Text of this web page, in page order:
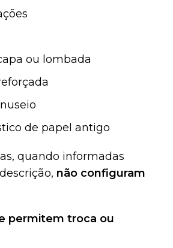
ou lombada
de papel antigo
quando informadas
não configuram
permitem troca ou